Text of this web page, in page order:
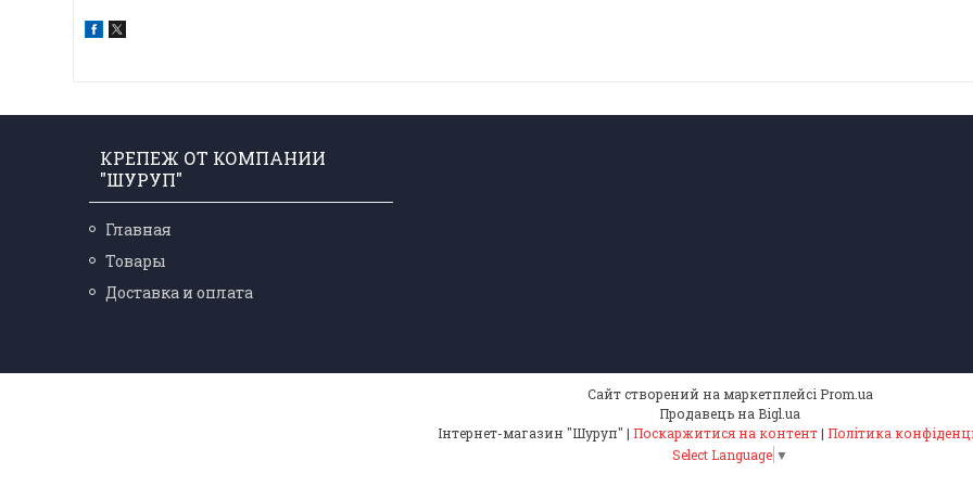
КРЕПЕЖ ОТ КОМПАНИИ
"ШУРУП"
Главная
Товары
Доставка и оплата
Сайт створений на маркетплейсі Prom.ua
Продавець на Bigl.ua
Інтернет-магазин "Шуруп" | Поскаржитися на контент| Політика
Select Language ▼